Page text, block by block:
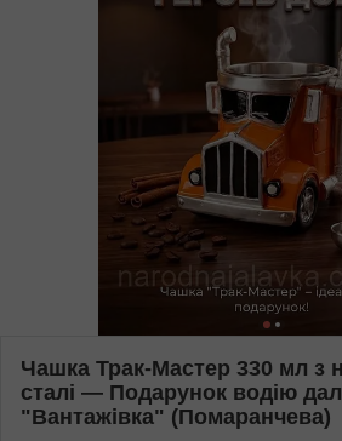
Чашка Трак-Мастер 330 мл з
сталі — Подарунок водію
"Вантажівка" (Помаранчева)